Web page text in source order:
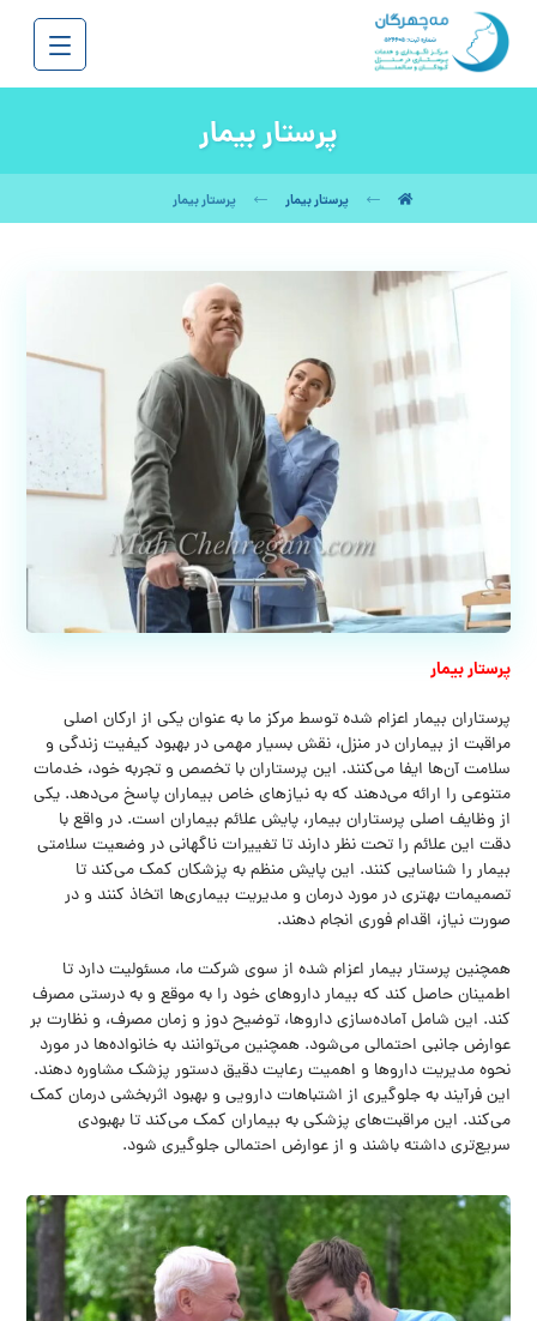
پرستار بیمار
پرستار بیمار پرستار بیمار
پرستار بیمار
پرستاران بیمار اعزام شده توسط مرکز ما به عنوان یکی از ارکان اصلی
مراقبت از بیماران در منزل، نقش بسیار مهمی در بهبود کیفیت زندگی و
سلامت آن‌ها ایفا می‌کنند. این پرستاران با تخصص و تجربه خود، خدمات
متنوعی را ارائه می‌دهند که به نیازهای خاص بیماران پاسخ می‌دهد. یکی
از وظایف اصلی پرستاران بیمار، پایش علائم بیماران است. در واقع با
دقت این علائم را تحت نظر دارند تا تغییرات ناگهانی در وضعیت سلامتی
بیمار را شناسایی کنند. این پایش منظم به پزشکان کمک می‌کند تا
تصمیمات بهتری در مورد درمان و مدیریت بیماری‌ها اتخاذ کنند و در
صورت نیاز، اقدام فوری انجام دهند.
همچنین پرستار بیمار اعزام شده از سوی شرکت ما، مسئولیت دارد تا
اطمینان حاصل کند که بیمار داروهای خود را به موقع و به درستی مصرف
کند. این شامل آماده‌سازی داروها، توضیح دوز و زمان مصرف، و نظارت بر
عوارض جانبی احتمالی می‌شود. همچنین می‌توانند به خانواده‌ها در مورد
نحوه مدیریت داروها و اهمیت رعایت دقیق دستور پزشک مشاوره دهند.
این فرآیند به جلوگیری از اشتباهات دارویی و بهبود اثربخشی درمان کمک
می‌کند. این مراقبت‌های پزشکی به بیماران کمک می‌کند تا بهبودی
سریع‌تری داشته باشند و از عوارض احتمالی جلوگیری شود.